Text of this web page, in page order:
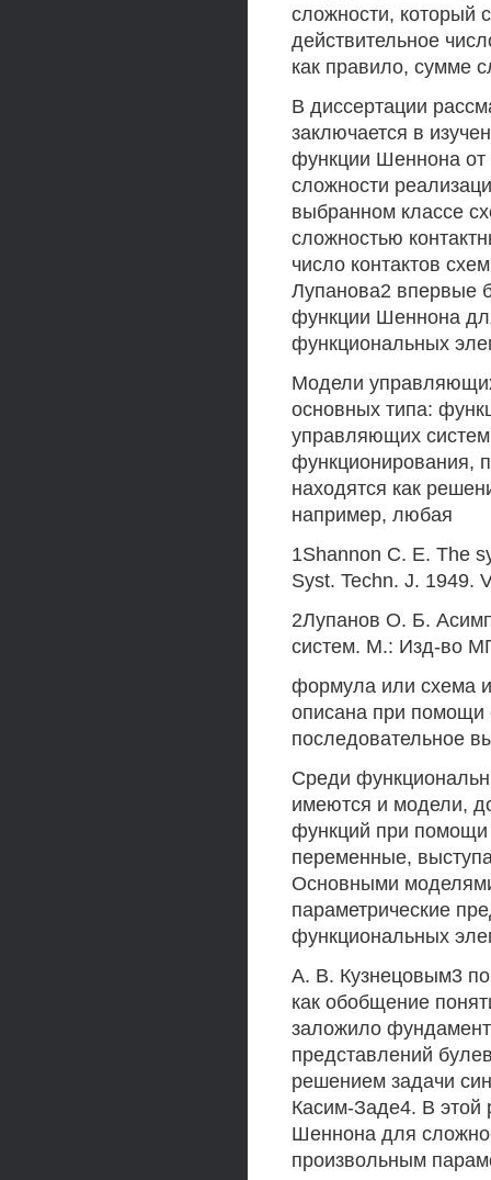
сложности, который
действительное
как правило, сумме
В диссертации
заключается в
функции Шеннона от
сложности
выбранном классе
сложностью
число контактов
Лупанова2 впервые
функции Шеннона
функциональных
Модели
основных типа:
управляющих систем
функционирования,
находятся как
например, любая
1Shannon С. Е. The
Syst. Techn. J. 1949.
2Лупанов О. Б.
систем. M.: Изд-во
формула или схема
описана при помощи
последовательное
Среди
имеются и модели,
функций при помощи
переменные,
Основными
параметрические
функциональных
A. В. Кузнецовым3
как обобщение
заложило
представлений
решением задачи
Касим-Заде4. В этой
Шеннона для
произвольным